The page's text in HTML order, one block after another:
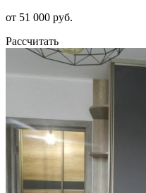
от 51 000 руб.
Рассчитать